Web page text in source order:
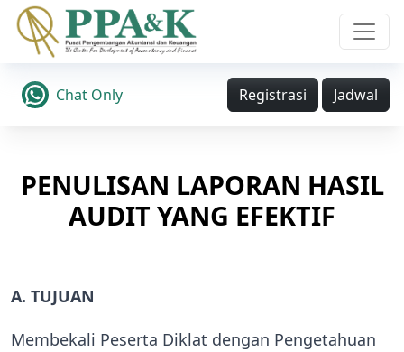
Chat Only Registrasi Jadwal
PENULISAN LAPORAN HASIL
AUDIT YANG EFEKTIF
A. TUJUAN
Membekali Peserta Diklat dengan Pengetahuan